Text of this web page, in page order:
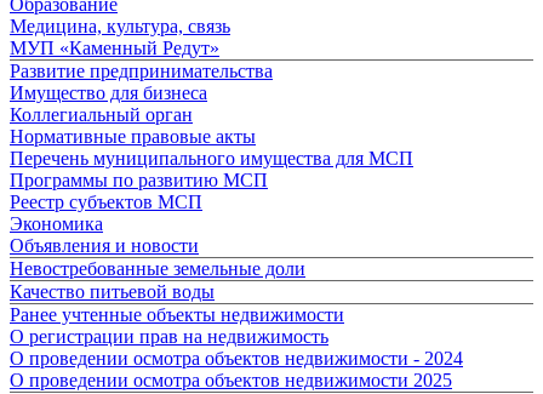
Медицина, культура, связь
МУП «Каменный Редут»
Развитие предпринимательства
Имущество для бизнеса
Коллегиальный орган
Нормативные правовые акты
Перечень муниципального имущества для МСП
Программы по развитию МСП
Реестр субъектов МСП
Экономика
Объявления и новости
Невостребованные земельные доли
Качество питьевой воды
Ранее учтенные объекты недвижимости
О регистрации прав на недвижимость
О проведении осмотра объектов недвижимости - 2024
О проведении осмотра объектов недвижимости 2025